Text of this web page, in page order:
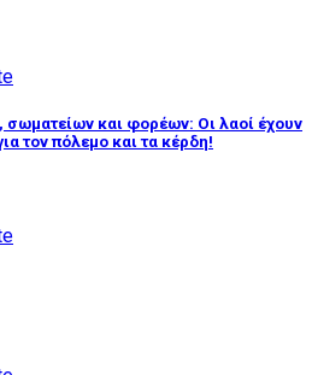
και φορέων: Οι λαοί έχουν
τον πόλεμο και τα κέρδη!